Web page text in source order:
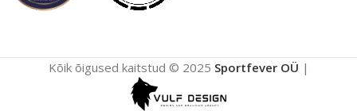
Kõik õigused kaitstud © 2025 Sportfever OÜ |